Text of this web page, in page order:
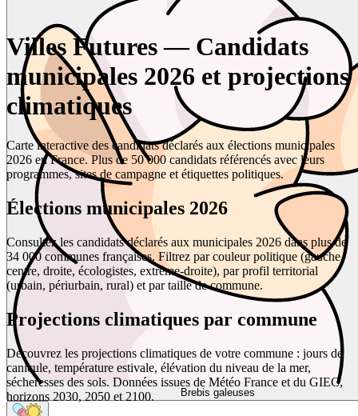
Brebis galeuses
Villes Futures — Candidats
municipales 2026 et projections
climatiques
Carte interactive des candidats déclarés aux élections municipales
2026 en France. Plus de 50 000 candidats référencés avec leurs
programmes, sites de campagne et étiquettes politiques.
Élections municipales 2026
Consultez les candidats déclarés aux municipales 2026 dans plus de
34 000 communes françaises. Filtrez par couleur politique (gauche,
centre, droite, écologistes, extrême-droite), par profil territorial
(urbain, périurbain, rural) et par taille de commune.
Projections climatiques par commune
Découvrez les projections climatiques de votre commune : jours de
canicule, température estivale, élévation du niveau de la mer,
sécheresses des sols. Données issues de Météo France et du GIEC,
horizons 2030, 2050 et 2100.